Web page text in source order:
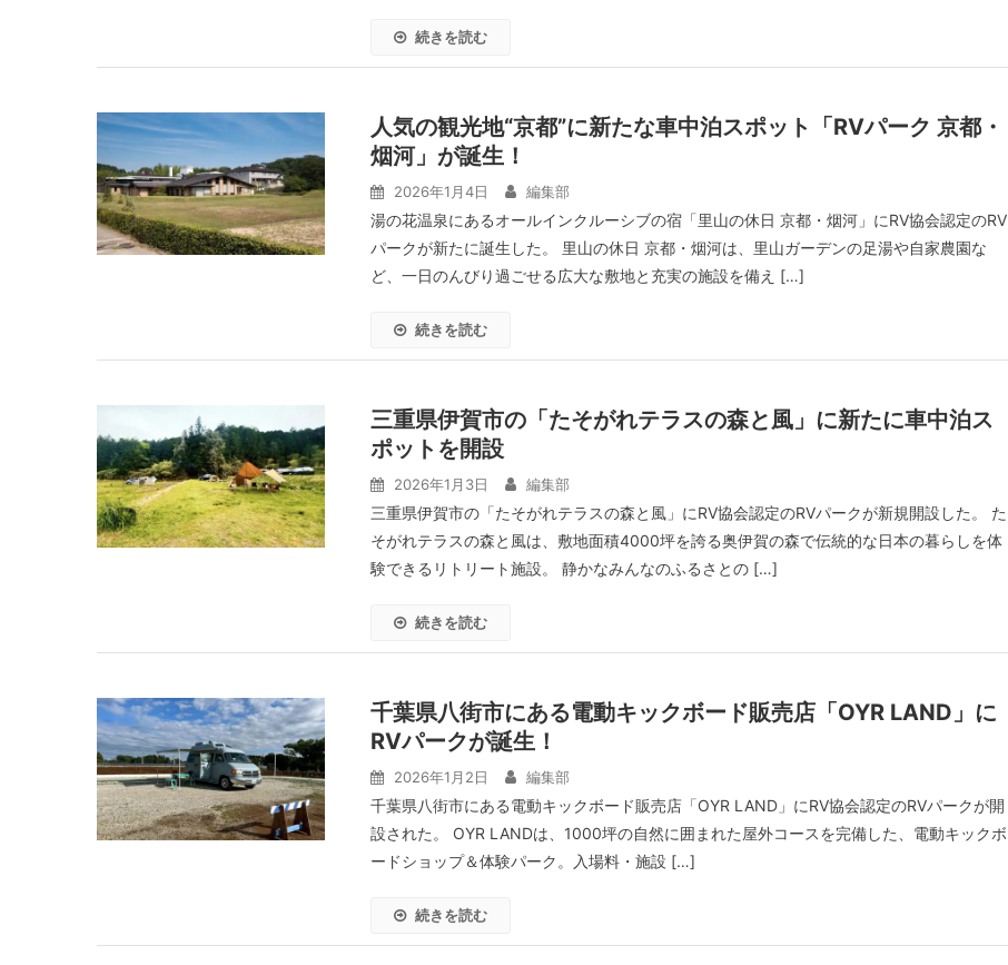
続きを読む
人気の観光地“京都”に新たな車中泊スポット「RVパーク 京都・
烟河」が誕生！
2026年1月4日 編集部
湯の花温泉にあるオールインクルーシブの宿「里山の休日 京都・烟河」にRV協会認定のRV
パークが新たに誕生した。 里山の休日 京都・烟河は、里山ガーデンの足湯や自家農園な
ど、一日のんびり過ごせる広大な敷地と充実の施設を備え […]
続きを読む
三重県伊賀市の「たそがれテラスの森と風」に新たに車中泊ス
ポットを開設
2026年1月3日 編集部
三重県伊賀市の「たそがれテラスの森と風」にRV協会認定のRVパークが新規開設した。 た
そがれテラスの森と風は、敷地面積4000坪を誇る奥伊賀の森で伝統的な日本の暮らしを体
験できるリトリート施設。 静かなみんなのふるさとの […]
続きを読む
千葉県八街市にある電動キックボード販売店「OYR LAND」に
RVパークが誕生！
2026年1月2日 編集部
千葉県八街市にある電動キックボード販売店「OYR LAND」にRV協会認定のRVパークが開
設された。 OYR LANDは、1000坪の自然に囲まれた屋外コースを完備した、電動キックボ
ードショップ＆体験パーク。入場料・施設 […]
続きを読む